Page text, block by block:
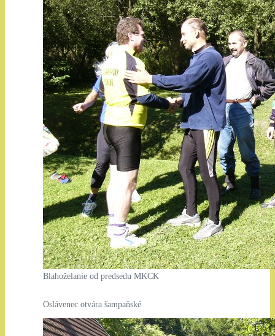
Blahoželanie od predsedu MKCK
Oslávenec otvára šampaňské